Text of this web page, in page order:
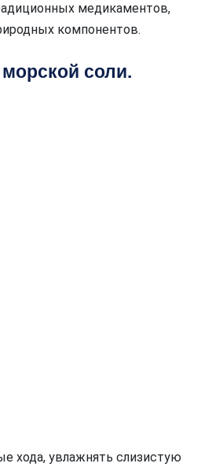
медикаментов,
компонентов.
соли.
хода, увлажнять слизистую